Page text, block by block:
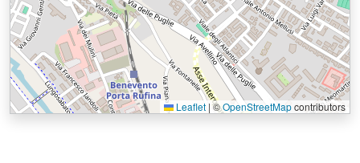
Leaflet |©OpenStreetMapcontributors